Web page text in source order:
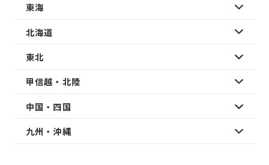
東海
北海道
東北
甲信越・北陸
中国・四国
九州・沖縄